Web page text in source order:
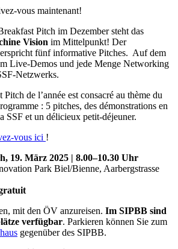
vous maintenant!
Pitch im Dezember steht das
Vision im Mittelpunkt! Der
fünf informative Pitches. Auf dem
Live-Demos und jede Menge Networking
Netzwerks.
de l’année est consacré au thème du
: 5 pitches, des démonstrations en
SSF et un délicieux petit-déjeuner.
vous ici !
19. März 2025 | 8.00–10.30 Uhr
Park Biel/Bienne, Aarbergstrasse
mit den ÖV anzureisen. Im SIPBB sind
verfügbar. Parkieren können Sie zum
gegenüber des SIPBB.